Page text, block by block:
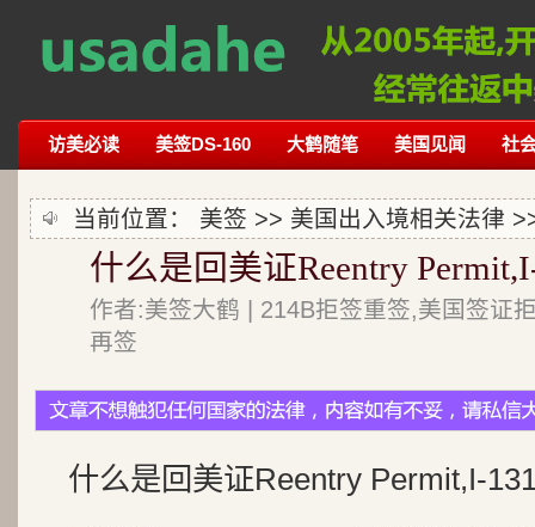
访美必读 美签DS-160 大鹤随笔 美国见闻 社
当前位置： 美签 >> 美国出入境相关法律
什么是回美证Reentry
作者:美签大鹤 | 214B拒签重签,美国签证
再签
什么是回美证Reentry Permit,I-